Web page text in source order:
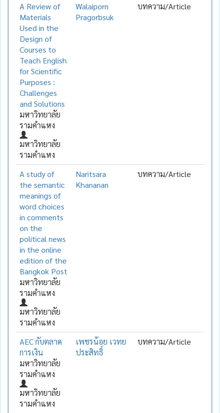
A Review of
Materials
Used in the
Design of
Courses to
Teach English
for Scientific
Purposes :
Challenges
and Solutions
มหาวิทยาลัย
รามคำแหง
มหาวิทยาลัย
รามคำแหง
Walaiporn
Pragorbsuk
บทความ/Article
A study of
the semantic
meanings of
word choices
in comments
on the
political news
in the online
edition of the
Bangkok Post
มหาวิทยาลัย
รามคำแหง
มหาวิทยาลัย
รามคำแหง
Naritsara
Khananan
บทความ/Article
AEC กับตลาด
การเงิน
มหาวิทยาลัย
รามคำแหง
มหาวิทยาลัย
รามคำแหง
เพชรน้อย เวทย
ประสิทธิ์
บทความ/Article